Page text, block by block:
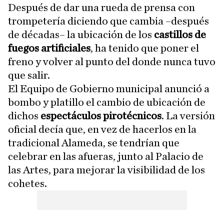
Después de dar una rueda de prensa con
trompetería diciendo que cambia –después
de décadas– la ubicación de los castillos de
fuegos artificiales, ha tenido que poner el
freno y volver al punto del donde nunca tuvo
que salir.
El Equipo de Gobierno municipal anunció a
bombo y platillo el cambio de ubicación de
dichos espectáculos pirotécnicos. La versión
oficial decía que, en vez de hacerlos en la
tradicional Alameda, se tendrían que
celebrar en las afueras, junto al Palacio de
las Artes, para mejorar la visibilidad de los
cohetes.